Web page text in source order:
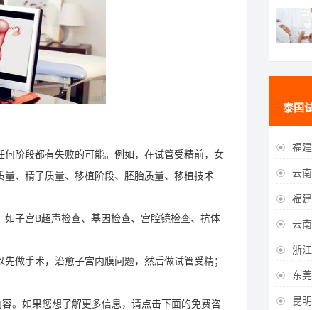
阶段都有失败的可能。例如，在试管受精前，女
、精子质量、移植阶段、胚胎质量、移植技术
子宫B超声检查、基因检查、宫腔镜检查、抗体
做手术，治愈子宫内膜问题，然后做试管受精；
。如果您想了解更多信息，请点击下面的免费咨
泰国
 福建厦
 云南
 福建泉
 云南丽
 浙江温
 东莞
 昆明28